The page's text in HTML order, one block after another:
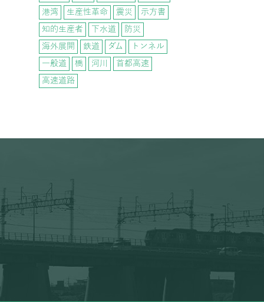
港湾
生産性革命 震災
示方書
知的生産者
下水道
防災
海外展開
鉄道 ダム
トンネル
一般道
橋 河川
首都高速
高速道路